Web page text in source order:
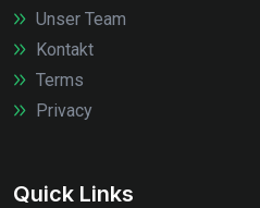
Unser Team
Kontakt
Terms
Privacy
Quick Links